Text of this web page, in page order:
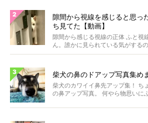
隙間から視線を感じると思っ
ち見てた【動画】
隙間から感じる視線の正体 ふと視
ん。誰かに見られている気がする
柴犬の鼻のドアップ写真集め
柴犬のカワイイ鼻先アップ集！ ち
の鼻アップ写真。 何やら物思いに